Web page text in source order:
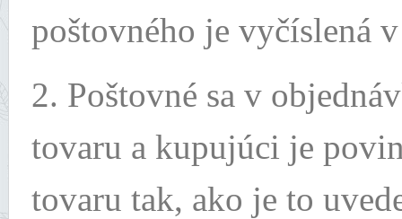
poštovného je vyčíslená
2. Poštovné sa v
tovaru a kupujúci je
tovaru tak, ako je to